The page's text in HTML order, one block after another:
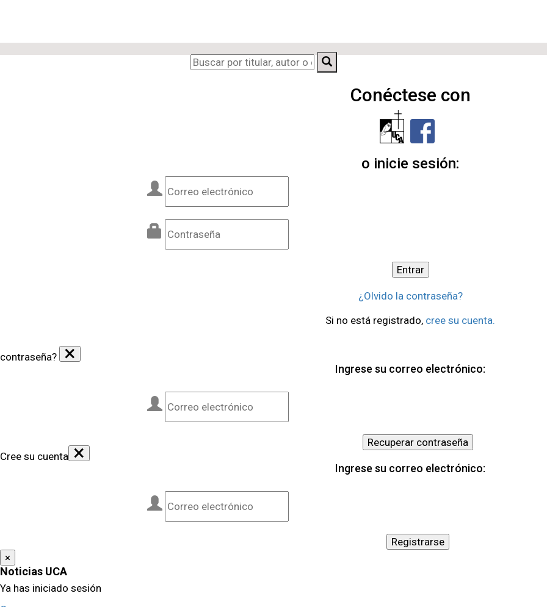
Conéctese con
o inicie sesión:
Entrar
¿Olvido la contraseña?
Si no está registrado, cree su cuenta.
contraseña? ×
Ingrese su correo electrónico:
Recuperar contraseña
Cree su cuenta ×
Ingrese su correo electrónico:
Registrarse
×
Noticias UCA
Ya has iniciado sesión